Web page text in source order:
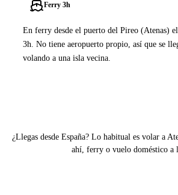
Ferry 3h
En ferry desde el puerto del Pireo (Atenas)
3h. No tiene aeropuerto propio, así que se
volando a una isla vecina.
¿Llegas desde España? Lo habitual es volar a
ahí, ferry o vuelo doméstico a